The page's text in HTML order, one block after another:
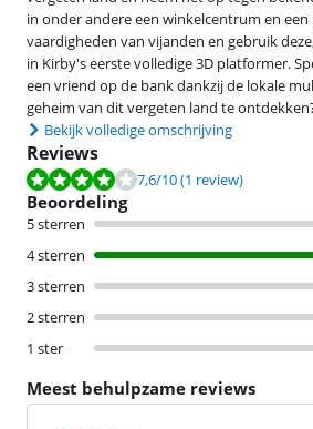
in onder andere een winkelcentrum en
vaardigheden van vijanden en gebruik
in Kirby's eerste volledige 3D platformer.
een vriend op de bank dankzij de lokale
geheim van dit vergeten land te
Bekijk volledige omschrijving
Reviews
Beoordeling is 7,6 van de 10, gebaseerd op 1
7,6/10(1 review)
Beoordeling
5 sterren
4 sterren
3 sterren
2 sterren
1 ster
Meest behulpzame reviews